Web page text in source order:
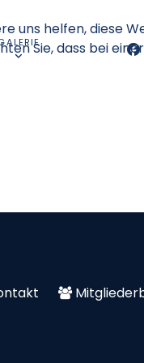
uns helfen, diese
Sie, dass bei